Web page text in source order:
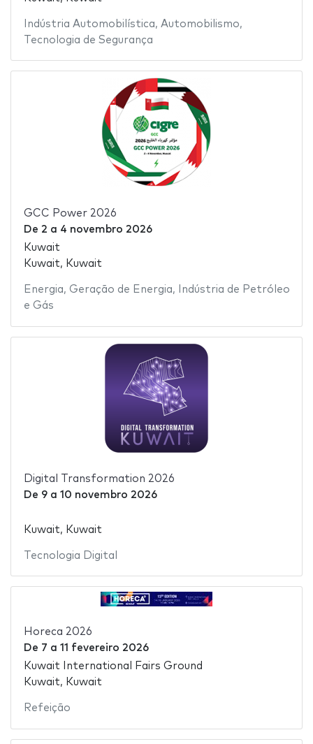
Indústria Automobilística, Automobilismo,
Tecnologia de Segurança
GCC Power 2026
De 2 a 4 novembro 2026
Kuwait
Kuwait, Kuwait
Energia, Geração de Energia,
Indústria de Petróleo
e Gás
Digital Transformation 2026
De 9a 10 novembro 2026
Kuwait, Kuwait
Tecnologia Digital
Horeca 2026
De 7 a 11 fevereiro 2026
Kuwait International Fairs Ground
Kuwait, Kuwait
Refeição